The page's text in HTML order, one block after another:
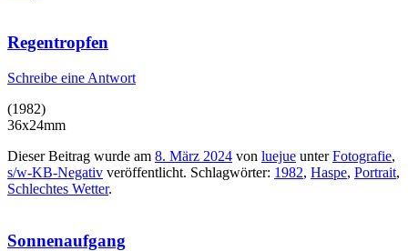
Regentropfen
Schreibe eine Antwort
(1982)
36x24mm
Dieser Beitrag wurde am 8. März 2024 von luejue unterFotografie,
s/w-KB-Negativ veröffentlicht. Schlagwörter: 1982, Haspe, Portrait,
Schlechtes Wetter.
Sonnenaufgang